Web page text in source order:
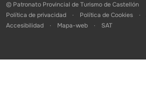
© Patronato Provincial de Turismo de Castellón
Política de privacidad
Política de Cookies
Accesibilidad
Mapa-web SAT